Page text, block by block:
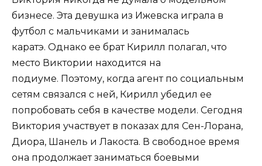
бизнесе. Эта девушка из Ижевска играла в
футбол с мальчиками и занималась
каратэ. Однако ее брат Кирилл полагал, что
место Виктории находится на
подиуме. Поэтому, когда агент по социальным
сетям связался с ней, Кирилл убедил ее
попробовать себя в качестве модели. Сегодня
Виктория участвует в показах для Сен-Лорана,
Диора, Шанель и Лакоста. В свободное время
она продолжает заниматься боевыми